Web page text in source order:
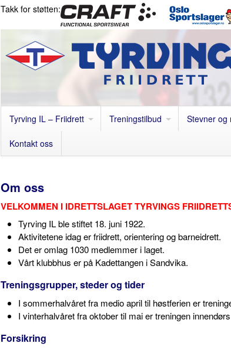
Takk for støtten:
Tyrving IL – Friidrett Treningstilbud Stevner og
Kontakt oss
Om oss
VELKOMMEN I IDRETTSLAGET TYRVINGS
Tyrving IL ble stiftet 18. juni 1922.
Aktivitetene idag er friidrett, orientering og barneidrett.
Det er omlag 1030 medlemmer i laget.
Vårt klubbhus er på Kadettangen i Sandvika.
Treningsgrupper, steder og tider
I sommerhalvåret fra medio april til høstferien er
I vinterhalvåret fra oktober til mai er treningen
Forsikring